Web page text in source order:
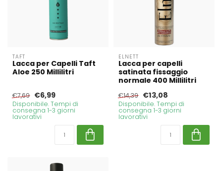
TAFT
Lacca per Capelli Taft
Aloe 250 Millilitri
€7,69 €6,99
Disponibile. Tempi di
consegna 1-3 giorni
lavorativi
ELNETT
Lacca per capelli
satinata fissaggio
normale 400 Millilitri
€14,39 €13,08
Disponibile. Tempi di
consegna 1-3 giorni
lavorativi